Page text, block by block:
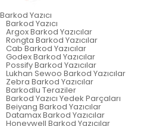
Barkod Yazıcı
Barkod Yazıcı
Argox Barkod Yazıcılar
Rongta Barkod Yazıcılar
Cab Barkod Yazıcılar
Godex Barkod Yazıcılar
Possify Barkod Yazıcılar
Lukhan Sewoo Barkod Yazıcılar
Zebra Barkod Yazıcılar
Barkodlu Teraziler
Barkod Yazıcı Yedek Parçaları
Beiyang Barkod Yazıcılar
Datamax Barkod Yazıcılar
Honeywell Barkod Yazıcılar